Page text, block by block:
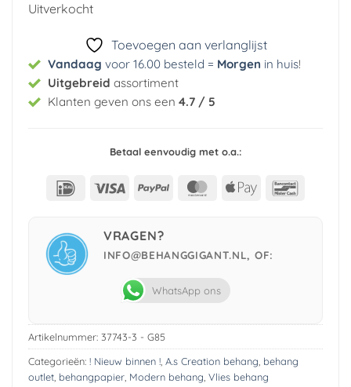
Uitverkocht
Toevoegen aan verlanglijst
Vandaag voor 16.00 besteld = Morgen in huis!
Uitgebreid assortiment
Klanten geven ons een 4.7 / 5
Betaal eenvoudig met o.a.:
IDeal Visa PayPal MasterCard
Apple
VRAGEN?
INFO@BEHANGGIGANT.NL, OF:
WhatsApp ons
Artikelnummer: 37743-3 - G85
Categorieën: ! Nieuw binnen !, A.s Creation behang behang
outlet, behangpapier, Modern behang Vlies behang